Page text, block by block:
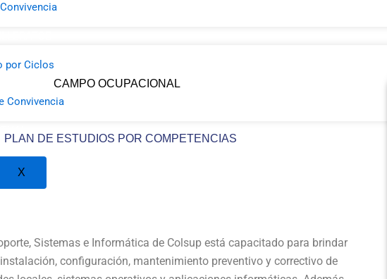
por Ciclos
Convivencia
X
CAMPO OCUPACIONAL
PLAN DE ESTUDIOS POR COMPETENCIAS
Sistemas e Informática de Colsup está capacitado para brindar
configuración, mantenimiento preventivo y correctivo de